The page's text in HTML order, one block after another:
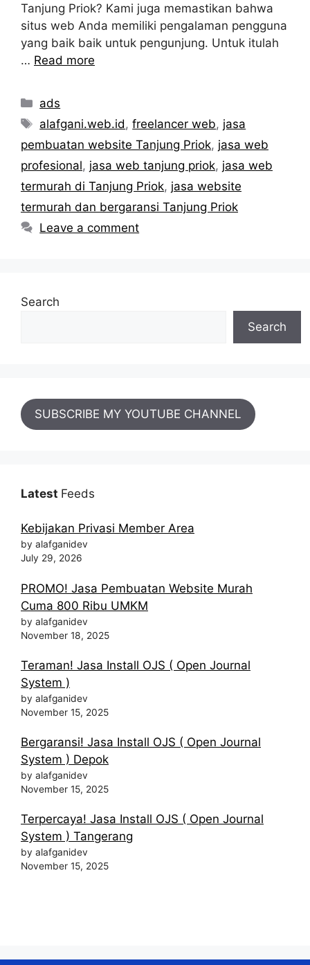
Tanjung Priok? Kami juga memastikan bahwa
situs web Anda memiliki pengalaman pengguna
yang baik baik untuk pengunjung. Untuk itulah
… Read more
Categories
ads
Tags
alafgani.web.id ,freelancer web, jasa
pembuatan website Tanjung Priok, jasa web
profesional, jasa web tanjung priok, jasa web
termurah di Tanjung Priok, jasa website
termurah dan bergaransi Tanjung Priok
Leave a comment
Search
Search
SUBSCRIBE MY YOUTUBE CHANNEL
Latest Feeds
Kebijakan Privasi Member Area
by alafganidev
July 29, 2026
PROMO! Jasa Pembuatan Website Murah
Cuma 800 Ribu UMKM
by alafganidev
November 18, 2025
Teraman! Jasa Install OJS ( Open Journal
System )
by alafganidev
November 15, 2025
Bergaransi! Jasa Install OJS ( Open Journal
System ) Depok
by alafganidev
November 15, 2025
Terpercaya! Jasa Install OJS ( Open Journal
System ) Tangerang
by alafganidev
November 15, 2025